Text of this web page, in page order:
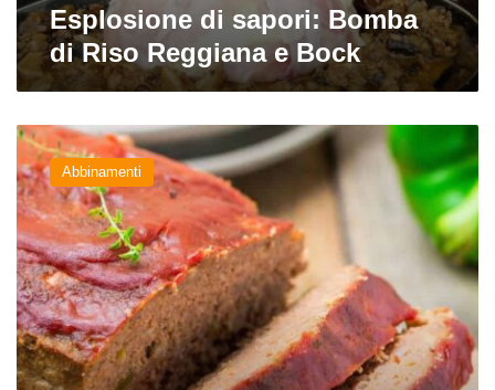
Esplosione di sapori: Bomba
di Riso Reggiana e Bock
Un
match
vincente:
polpettone
al
forno
e
Bière
de
Garde
Abbinamenti